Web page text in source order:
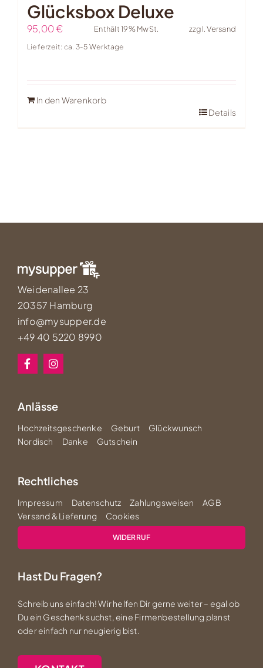
Glücksbox Deluxe
95,00€ Enthält 19% MwSt. zzgl.Versand
Lieferzeit: ca. 3-5 Werktage
In den Warenkorb
Details
Weidenallee 23
20357 Hamburg
info@mysupper.de
+49 40 5220 8990
Anlässe
Hochzeitsgeschenke Geburt
Glückwunsch
Nordisch
Danke Gutschein
Rechtliches
Impressum Datenschutz Zahlungsweisen
AGB
Versand & Lieferung
Cookies
WIDERRUF
Hast Du Fragen?
Schreib uns einfach! Wir helfen Dir gerne weiter – egal ob
Du ein Geschenk suchst, eine Firmenbestellung planst
oder einfach nur neugierig bist.